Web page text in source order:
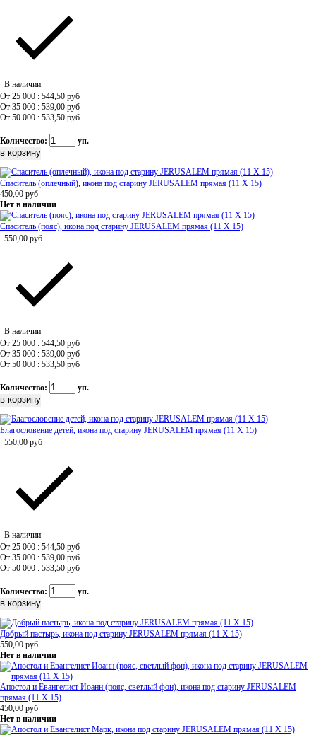
В наличии
От 25 000 : 544,50 руб
От 35 000 : 539,00 руб
От 50 000 : 533,50 руб
Количество: уп.
Спаситель (оплечный), икона под старину JERUSALEM прямая (11 Х 15)
450,00 руб
Нет в наличии
Спаситель (пояс), икона под старину JERUSALEM прямая (11 Х 15)
550,00 руб
В наличии
От 25 000 : 544,50 руб
От 35 000 : 539,00 руб
От 50 000 : 533,50 руб
Количество: уп.
Благословение детей, икона под старину JERUSALEM прямая (11 Х 15)
550,00 руб
В наличии
От 25 000 : 544,50 руб
От 35 000 : 539,00 руб
От 50 000 : 533,50 руб
Количество: уп.
Добрый пастырь, икона под старину JERUSALEM прямая (11 Х 15)
550,00 руб
Нет в наличии
Апостол и Евангелист Иоанн (пояс, светлый фон), икона под старину JERUSALEM
прямая (11 Х 15)
450,00 руб
Нет в наличии